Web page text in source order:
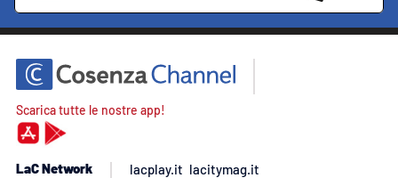
Scarica tutte le nostre app!
LaC Network
lacplay.it lacitymag.it